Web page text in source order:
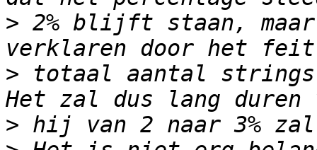
> 2% blijft staan,
> totaal aantal
>